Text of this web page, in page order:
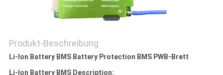
PRIVACY
POLICY
Produkt-Beschreibung
Li-Ion Battery BMS Battery Protection BMS PWB-Brett
Li-Ion Battery BMS Description: